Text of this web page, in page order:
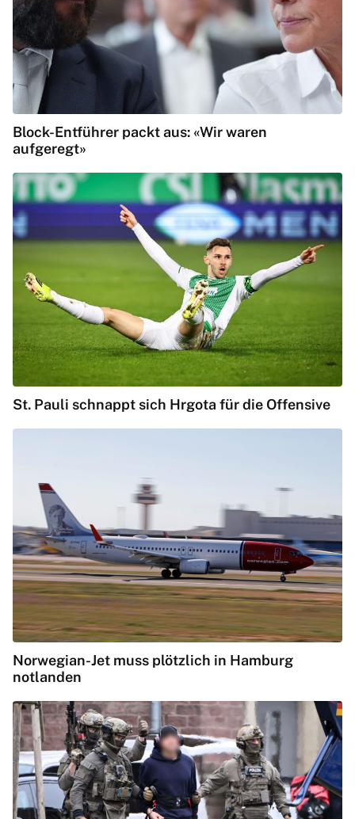
Block-Entführer packt aus: «Wir waren
aufgeregt»
St. Pauli schnappt sich Hrgota für die Offensive
Norwegian-Jet muss plötzlich in Hamburg
notlanden